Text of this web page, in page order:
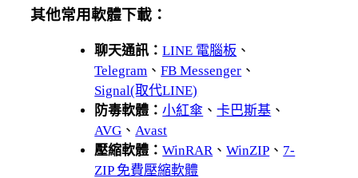
其他常用軟體下載：
聊天通訊：LINE 電腦板 、
Telegram 、FB Messenger 、
Signal(取代LINE)
防毒軟體：小紅傘 、卡巴斯基 、
AVG 、 Avast
壓縮軟體：WinRAR 、WinZIP 、 7-
ZIP 免費壓縮軟體